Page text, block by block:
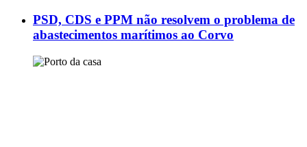
PSD, CDS e PPM não resolvem o problema de
abastecimentos marítimos ao Corvo